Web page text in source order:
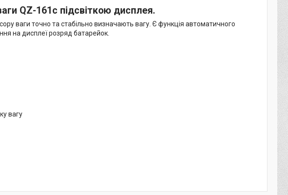
QZ-161с підсвіткою дисплея.
ваги точно та стабільно визначають вагу. Є функція автоматичного
на дисплеї розряд батарейок.
вагу